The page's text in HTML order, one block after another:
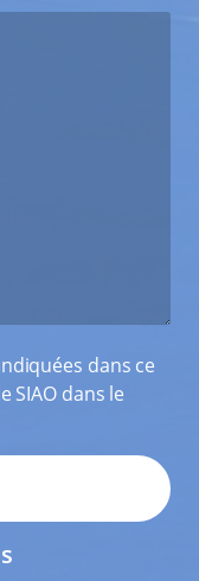
dans ce
SIAO dans le